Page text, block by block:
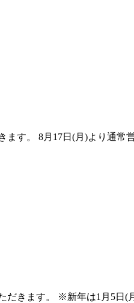
ます。 8月17日(月)より通
だきます。 ※新年は1月5日